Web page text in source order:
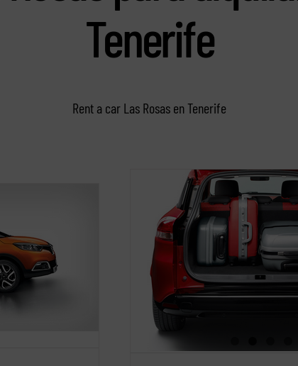
Tenerife
Rent a car Las Rosas en Tenerife